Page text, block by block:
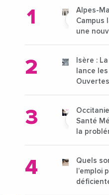
Alpes-
Campus
une
Isère :
lance
Santé
la
Quels
l’emploi